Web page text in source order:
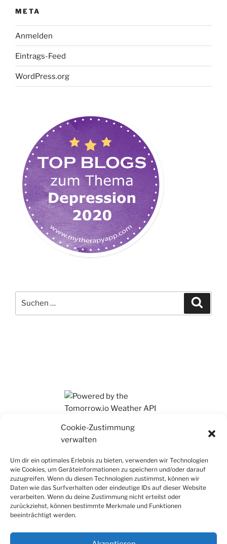
Cookie-Zustimmung
verwalten
Um dir ein optimales Erlebnis zu bieten, verwenden wir Technologien
wie Cookies, um Geräteinformationen zu speichern und/oder darauf
zuzugreifen. Wenn du diesen Technologien zustimmst, können wir
Daten wie das Surfverhalten oder eindeutige IDs auf dieser Website
verarbeiten. Wenn du deine Zustimmung nicht erteilst oder
zurückziehst, können bestimmte Merkmale und Funktionen
beeinträchtigt werden.
META
Anmelden
Eintrags-Feed
WordPress.org
nach: